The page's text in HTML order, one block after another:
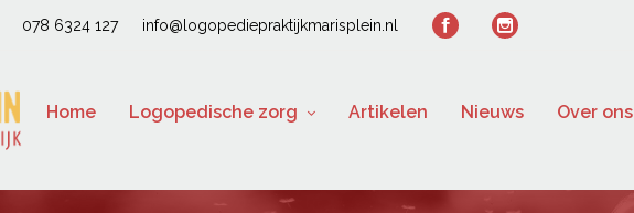
078 6324 127 info@logopediepraktijkmarisplein.nl
Home Logopedische zorg Artikelen Nieuws Over ons